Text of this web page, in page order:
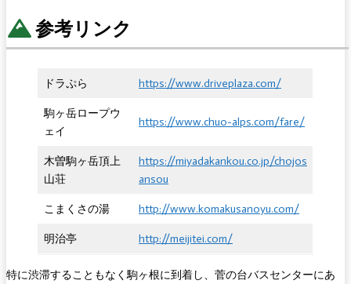
参考リンク
ドラぷら https://www.driveplaza.com/
駒ヶ岳ロープウ
ェイ
https://www.chuo-alps.com/fare/
木曽駒ヶ岳頂上
山荘
https://miyadakankou.co.jp/chojos
ansou
こまくさの湯 http://www.komakusanoyu.com/
明治亭 http://meijitei.com/
特に渋滞することもなく駒ヶ根に到着し、菅の台バスセンターにあ